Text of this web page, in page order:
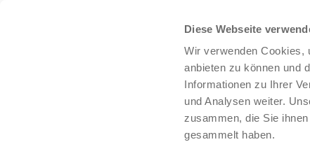
Diese Webseite
Wir verwenden Cookies,
anbieten zu können und
Informationen zu Ihrer
und Analysen weiter.
zusammen, die Sie
gesammelt haben.